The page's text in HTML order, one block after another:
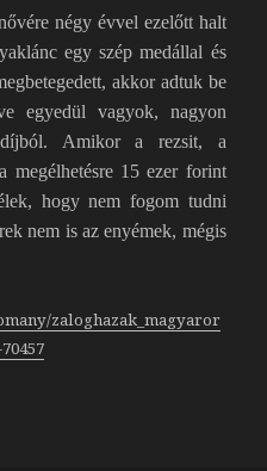
négy évvel ezelőtt halt
egy szép medállal és
akkor adtuk be
egyedül vagyok, nagyon
Amikor a rezsit, a
megélhetésre 15 ezer forint
hogy nem fogom tudni
nem is az enyémek, mégis
zaloghazak_magyaror